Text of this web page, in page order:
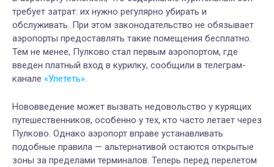
требует затрат: их нужно регулярно убирать и
обслуживать. При этом законодательство не обязывает
аэропорты предоставлять такие помещения бесплатно.
Тем не менее, Пулково стал первым аэропортом, где
введен платный вход в курилку, сообщили в телеграм-
канале «Улететь».
Нововведение может вызвать недовольство у курящих
путешественников, особенно у тех, кто часто летает через
Пулково. Однако аэропорт вправе устанавливать
подобные правила — альтернативой остаются открытые
зоны за пределами терминалов. Теперь перед перелетом